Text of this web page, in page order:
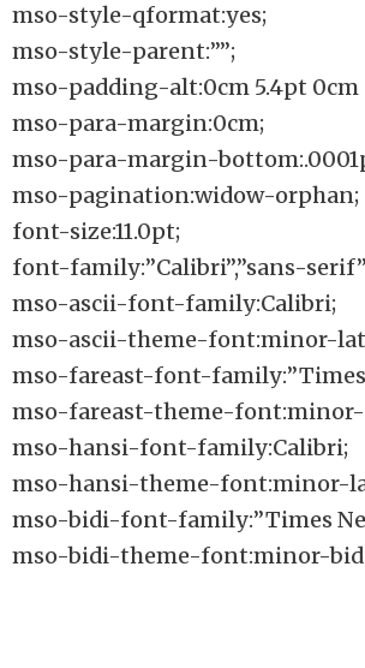
mso-style-qformat:yes;
mso-style-parent:””;
mso-padding-alt:0cm 5.4pt 0cm
mso-para-margin:0cm;
mso-para-margin-
mso-pagination:widow-orphan;
font-size:11.0pt;
font-family:”Calibri”,”sans-
mso-ascii-font-family:Calibri;
mso-ascii-theme-font:minor-
mso-fareast-font-family:”Times
mso-fareast-theme-
mso-hansi-font-family:Calibri;
mso-hansi-theme-font:minor-
mso-bidi-font-family:”Times
mso-bidi-theme-font:minor-